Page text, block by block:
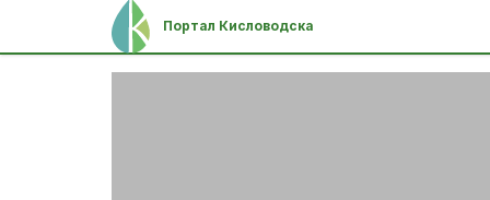
Портал Кисловодска